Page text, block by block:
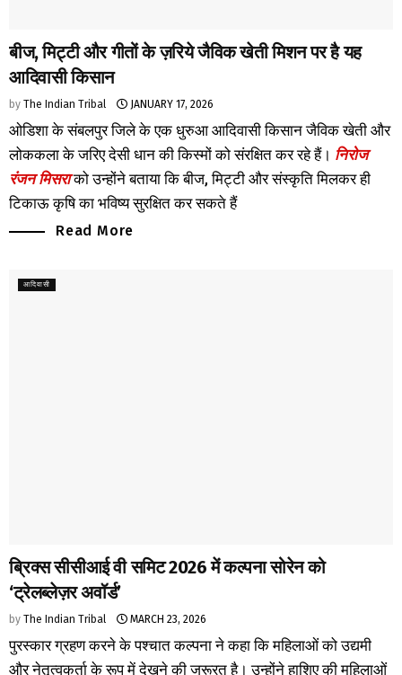
बीज, मिट्टी और गीतों के ज़रिये जैविक खेती मिशन पर है यह
आदिवासी किसान
by The Indian Tribal JANUARY 17, 2026
ओडिशा के संबलपुर जिले के एक धुरुआ आदिवासी किसान जैविक खेती और
लोककला के जरिए देसी धान की किस्मों को संरक्षित कर रहे हैं। निरोज
रंजन मिसराको उन्होंने बताया कि बीज, मिट्टी और संस्कृति मिलकर ही
टिकाऊ कृषि का भविष्य सुरक्षित कर सकते हैं
Read More
आदिवासी
ब्रिक्स सीसीआई वी समिट 2026 में कल्पना सोरेन को
‘ट्रेलब्लेज़र अवॉर्ड’
by The Indian Tribal MARCH 23, 2026
पुरस्कार ग्रहण करने के पश्चात कल्पना ने कहा कि महिलाओं को उद्यमी
और नेतृत्वकर्ता के रूप में देखने की जरूरत है। उन्होंने हाशिए की महिलाओं